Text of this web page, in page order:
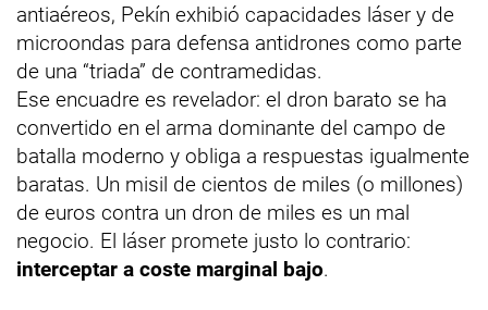
antiaéreos, Pekín exhibió capacidades láser y de
microondas para defensa antidrones como parte
de una “triada” de contramedidas.
Ese encuadre es revelador: el dron barato se ha
convertido en el arma dominante del campo de
batalla moderno y obliga a respuestas igualmente
baratas. Un misil de cientos de miles (o millones)
de euros contra un dron de miles es un mal
negocio. El láser promete justo lo contrario:
interceptar a coste marginal bajo.